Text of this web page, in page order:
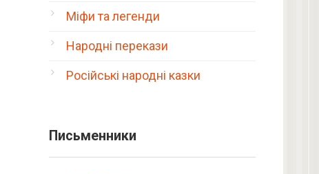
Міфи та легенди
Народні перекази
Російські народні казки
Письменники